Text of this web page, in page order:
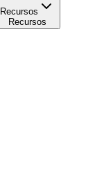
Recursos
Recursos